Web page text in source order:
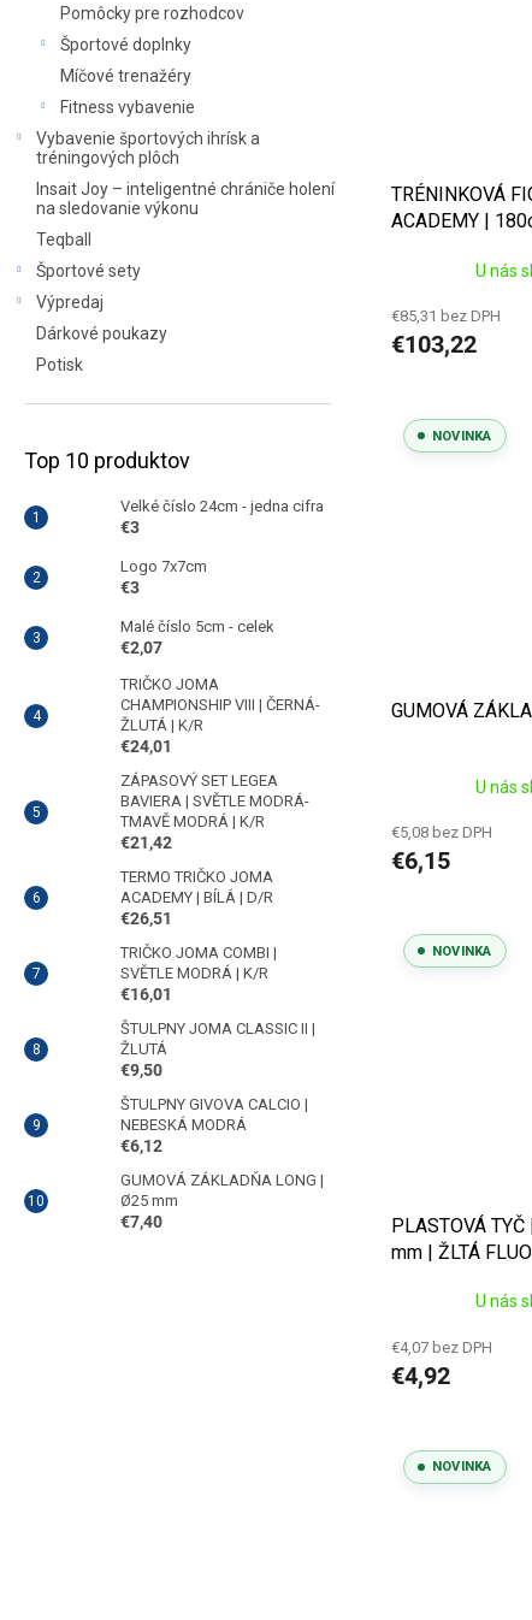
Pomôcky pre rozhodcov
Športové doplnky
Míčové trenažéry
Fitness vybavenie
Vybavenie športových ihrísk a
tréningových plôch
Insait Joy – inteligentné chrániče holení
na sledovanie výkonu
Teqball
Športové sety
Výpredaj
Dárkové poukazy
Potisk
Top 10 produktov
Velké číslo 24cm - jedna cifra
€3
Logo 7x7cm
€3
Malé číslo 5cm - celek
€2,07
TRIČKO JOMA
CHAMPIONSHIP VIII | ČERNÁ-
ŽLUTÁ | K/R
€24,01
ZÁPASOVÝ SET LEGEA
BAVIERA | SVĚTLE MODRÁ-
TMAVĚ MODRÁ | K/R
€21,42
TERMO TRIČKO JOMA
ACADEMY | BÍLÁ | D/R
€26,51
TRIČKO JOMA COMBI |
SVĚTLE MODRÁ | K/R
€16,01
ŠTULPNY JOMA CLASSIC II |
ŽLUTÁ
€9,50
ŠTULPNY GIVOVA CALCIO |
NEBESKÁ MODRÁ
€6,12
GUMOVÁ ZÁKLADŇA LONG |
Ø25 mm
€7,40
TRÉNINKOVÁ
ACADEMY |
U nás
€85,31 bez DPH
€103,22
NOVINKA
GUMOVÁ
U nás
€5,08 bez DPH
€6,15
NOVINKA
PLASTOVÁ
mm | ŽLTÁ FLUO
U nás
€4,07 bez DPH
€4,92
NOVINKA